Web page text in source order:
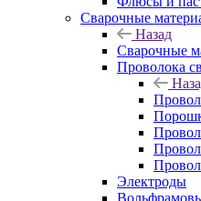
Сварочные
Назад
Сварочные
Проволока
Электроды